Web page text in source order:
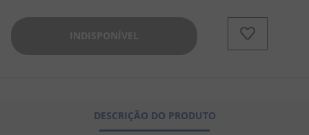
INDISPONÍVEL
DESCRIÇÃO DO PRODUTO
amendoim
6º
salgadinho
9º
doce leite